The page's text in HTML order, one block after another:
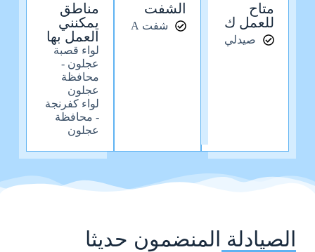
متاح
للعمل ك
صيدلي
الشفت
شفت A
مناطق
يمكنني
العمل بها
لواء قصبة
عجلون -
محافظة
عجلون
لواء كفرنجة
- محافظة
عجلون
الصيادلة المنضمون حديثا